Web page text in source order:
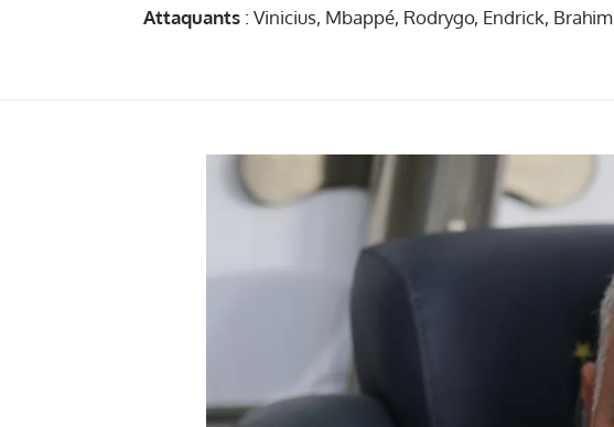
Attaquants : Vinicius, Mbappé, Rodrygo, Endrick, Brahim